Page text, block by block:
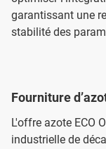
garantissant une
stabilité des
Fourniture
L'offre azote ECO
industrielle de